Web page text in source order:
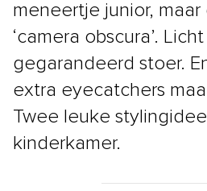
meneertje junior, maar
‘camera obscura’.
gegarandeerd stoer.
extra eyecatchers
Twee leuke
kinderkamer.